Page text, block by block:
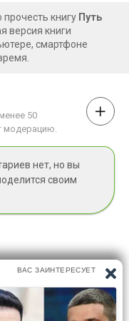
книгу Путь
версия книги
смартфоне
50
модерацию.
нет, но вы
своим